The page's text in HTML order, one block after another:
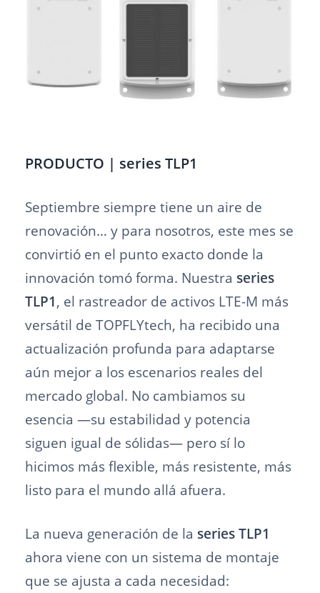
PRODUCTO | series TLP1
Septiembre siempre tiene un aire de
renovación… y para nosotros, este mes se
convirtió en el punto exacto donde la
innovación tomó forma. Nuestra series
TLP1, el rastreador de activos LTE-M más
versátil de TOPFLYtech, ha recibido una
actualización profunda para adaptarse
aún mejor a los escenarios reales del
mercado global. No cambiamos su
esencia —su estabilidad y potencia
siguen igual de sólidas— pero sí lo
hicimos más flexible, más resistente, más
listo para el mundo allá afuera.
La nueva generación de la series TLP1
ahora viene con un sistema de montaje
que se ajusta a cada necesidad: